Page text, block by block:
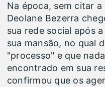
Na época, sem citar
Deolane Bezerra
sua rede social após
sua mansão, no qual
"processo" e que
encontrado em sua
confirmou que os